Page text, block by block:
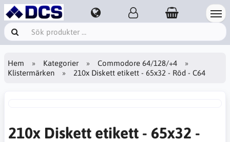
Hem Kategorier
Commodore 64/128/+4
Klistermärken
210x Diskett etikett - 65x32 - Röd - C64
210x Diskett etikett - 65x32 -